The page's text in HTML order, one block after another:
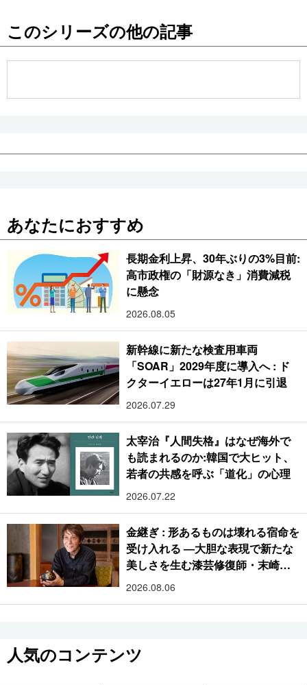
お知らせ
このシリーズの他の記事
あなたにおすすめ
長期金利上昇、30年ぶりの3%目前:
高市政権の「財源なき」消費減税
に懸念
2026.08.05
新幹線に新たな検査用車両
「SOAR」2029年度に導入へ : ド
クターイエローは27年1月に引退
2026.07.29
太宰治『人間失格』はなぜ海外で
も読まれるのか:韓国で大ヒット、
若者の共感を呼ぶ「道化」の心理
2026.07.22
金継ぎ : 形あるものは壊れる宿命を
受け入れる ―大胆な表現で新たな
美しさを生む漆芸修復師・末崎広
樹
2026.08.06
人気のコンテンツ